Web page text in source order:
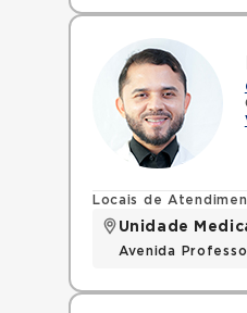
Locais de
Unidade
Avenida